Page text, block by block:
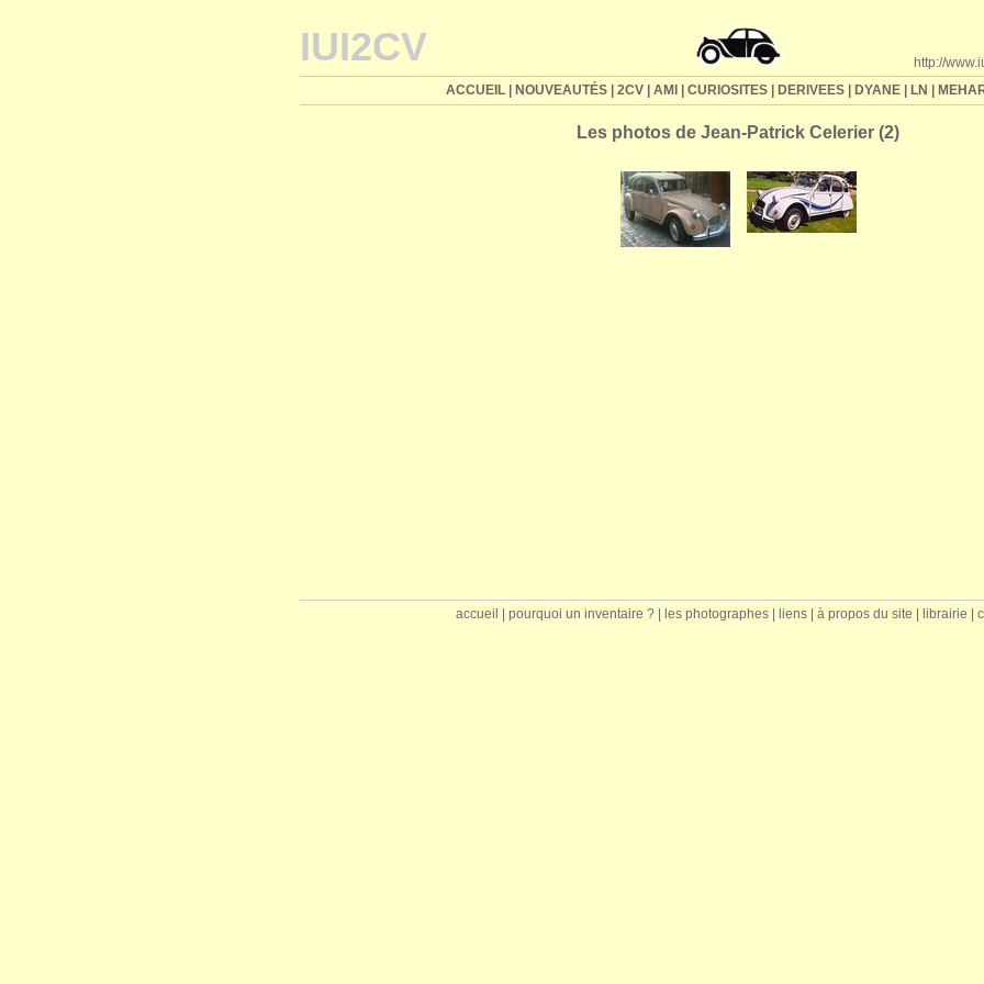
IUI2CV
http://
ACCUEIL| NOUVEAUTÉS| 2CV| AMI CURIOSITES| DERIVEES| DYANE| LN
Les photos de Jean-Patrick Celerier (2)
accueil pourquoi un inventaire ? les photographes liens à propos du site librairie